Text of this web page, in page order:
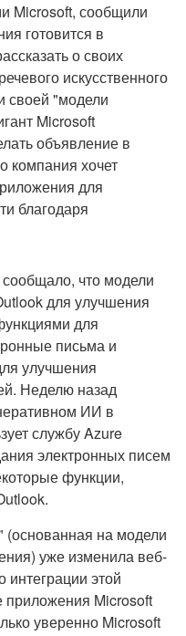
Microsoft, сообщили
готовится в
о своих
искусственного
своей "модели
Microsoft
объявление в
компания хочет
для
благодаря
что модели
для улучшения
для
письма и
улучшения
Неделю назад
ИИ в
службу Azure
электронных писем
функции,
на модели
уже изменила веб-
этой
приложения Microsoft
уверенно Microsoft